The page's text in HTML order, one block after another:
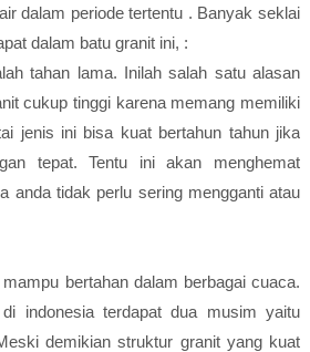
dalam periode tertentu . Banyak seklai
dalam batu granit ini, :
tahan lama. Inilah salah satu alasan
cukup tinggi karena memang memiliki
jenis ini bisa kuat bertahun tahun jika
tepat. Tentu ini akan menghemat
anda tidak perlu sering mengganti atau
bertahan dalam berbagai cuaca.
indonesia terdapat dua musim yaitu
demikian struktur granit yang kuat